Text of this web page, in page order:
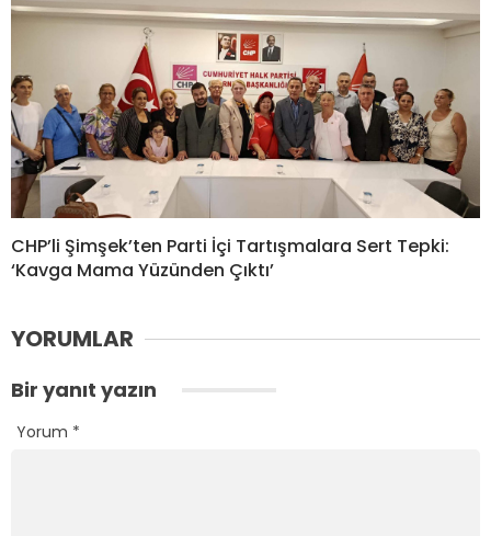
CHP’li Şimşek’ten Parti İçi Tartışmalara Sert Tepki:
‘Kavga Mama Yüzünden Çıktı’
YORUMLAR
Bir yanıt yazın
Yorum *